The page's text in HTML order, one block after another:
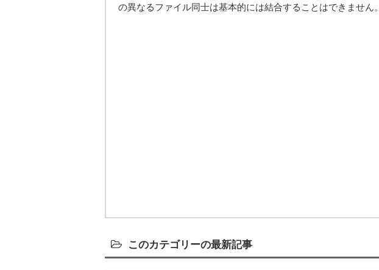
の異なるファイル同士は基本的には結合することはできません。
このカテゴリーの最新記事